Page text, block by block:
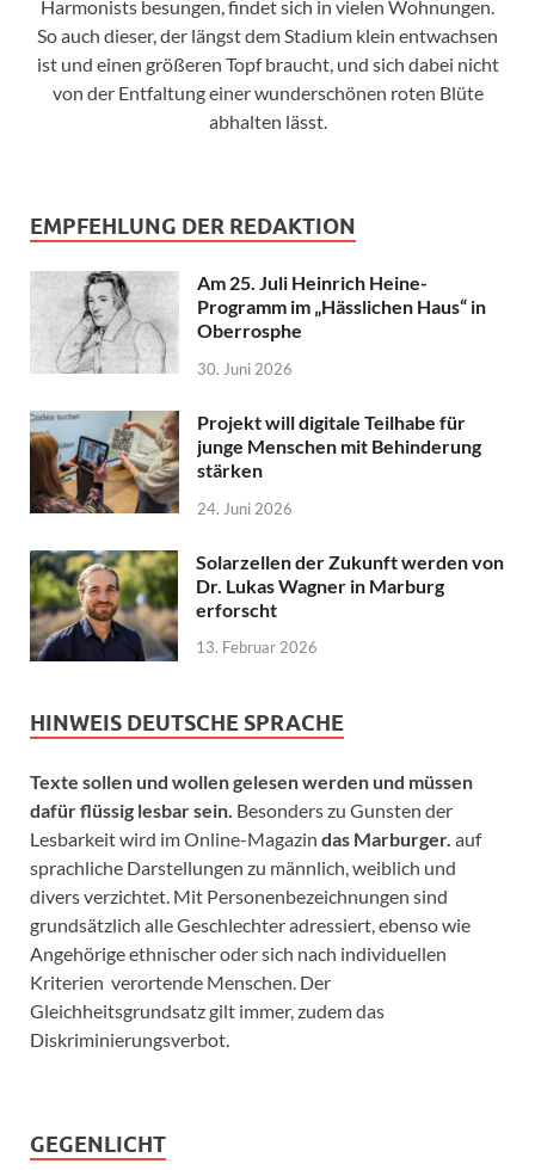
Harmonists besungen, findet sich in vielen Wohnungen.
So auch dieser, der längst dem Stadium klein entwachsen
ist und einen größeren Topf braucht, und sich dabei nicht
von der Entfaltung einer wunderschönen roten Blüte
abhalten lässt.
EMPFEHLUNG DER REDAKTION
Am 25. Juli Heinrich Heine-
Programm im „Hässlichen Haus“ in
Oberrosphe
30. Juni 2026
Projekt will digitale Teilhabe für
junge Menschen mit Behinderung
stärken
24. Juni 2026
Solarzellen der Zukunft werden von
Dr. Lukas Wagner in Marburg
erforscht
13. Februar 2026
HINWEIS DEUTSCHE SPRACHE
Texte sollen und wollen gelesen werden und müssen
dafür flüssig lesbar sein. Besonders zu Gunsten der
Lesbarkeit wird im Online-Magazin das Marburger. auf
sprachliche Darstellungen zu männlich, weiblich und
divers verzichtet. Mit Personenbezeichnungen sind
grundsätzlich alle Geschlechter adressiert, ebenso wie
Angehörige ethnischer oder sich nach individuellen
Kriterien verortende Menschen. Der
Gleichheitsgrundsatz gilt immer, zudem das
Diskriminierungsverbot.
GEGENLICHT